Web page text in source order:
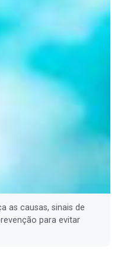
as causas, sinais de
para evitar